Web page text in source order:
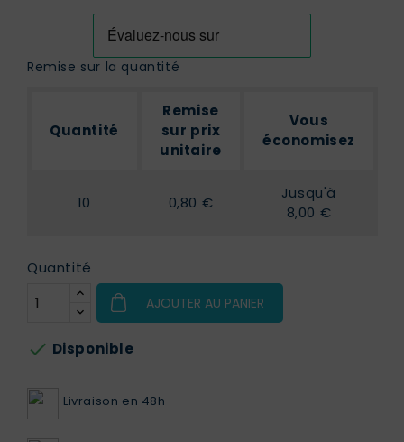
Remise sur la quantité
Quantité
Remise
sur prix
unitaire
Vous
économisez
10 0,80 €
Jusqu'à
8,00 €
Quantité
AJOUTER AU PANIER
 Disponible
Livraison en 48h